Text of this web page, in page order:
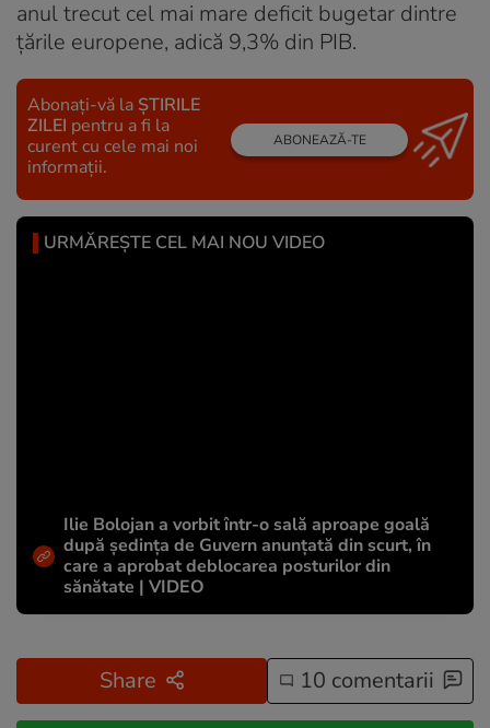
anul trecut cel mai mare deficit bugetar dintre
țările europene, adică 9,3% din PIB.
Abonați-vă la ȘTIRILE
ZILEI pentru a fi la
curent cu cele mai noi
informații.
ABONEAZĂ-TE
URMĂREȘTE CEL MAI NOU VIDEO
Ilie Bolojan a vorbit într-o sală aproape goală
după ședința de Guvern anunțată din scurt, în
care a aprobat deblocarea posturilor din
sănătate | VIDEO
Share 10 comentarii